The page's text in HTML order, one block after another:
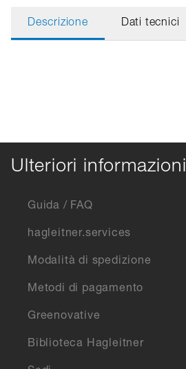
Descrizione Dati tecnici
Ulteriori informazioni
Guida / FAQ
hagleitner.services
Modalità di spedizione
Metodi di pagamento
Greenovative
Biblioteca Hagleitner